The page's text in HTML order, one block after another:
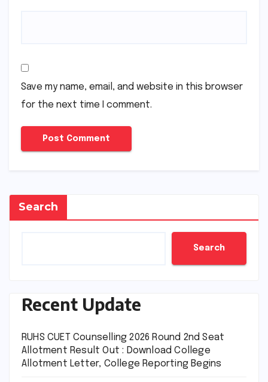
Save my name, email, and website in this browser
for the next time I comment.
Search
Search
Recent Update
RUHS CUET Counselling 2026 Round 2nd Seat
Allotment Result Out : Download College
Allotment Letter, College Reporting Begins